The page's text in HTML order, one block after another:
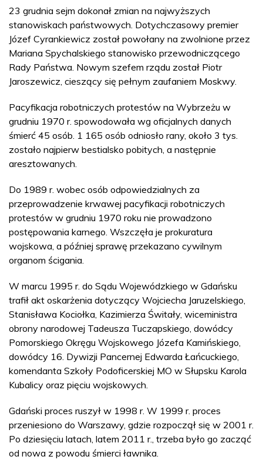
23 grudnia sejm dokonał zmian na najwyższych
stanowiskach państwowych. Dotychczasowy premier
Józef Cyrankiewicz został powołany na zwolnione przez
Mariana Spychalskiego stanowisko przewodniczącego
Rady Państwa. Nowym szefem rządu został Piotr
Jaroszewicz, cieszący się pełnym zaufaniem Moskwy.
Pacyfikacja robotniczych protestów na Wybrzeżu w
grudniu 1970 r. spowodowała wg oficjalnych danych
śmierć 45 osób. 1 165 osób odniosło rany, około 3 tys.
zostało najpierw bestialsko pobitych, a następnie
aresztowanych.
Do 1989 r. wobec osób odpowiedzialnych za
przeprowadzenie krwawej pacyfikacji robotniczych
protestów w grudniu 1970 roku nie prowadzono
postępowania karnego. Wszczęła je prokuratura
wojskowa, a później sprawę przekazano cywilnym
organom ścigania.
W marcu 1995 r. do Sądu Wojewódzkiego w Gdańsku
trafił akt oskarżenia dotyczący Wojciecha Jaruzelskiego,
Stanisława Kociołka, Kazimierza Świtały, wiceministra
obrony narodowej Tadeusza Tuczapskiego, dowódcy
Pomorskiego Okręgu Wojskowego Józefa Kamińskiego,
dowódcy 16. Dywizji Pancernej Edwarda Łańcuckiego,
komendanta Szkoły Podoficerskiej MO w Słupsku Karola
Kubalicy oraz pięciu wojskowych.
Gdański proces ruszył w 1998 r. W 1999 r. proces
przeniesiono do Warszawy, gdzie rozpoczął się w 2001 r.
Po dziesięciu latach, latem 2011 r., trzeba było go zacząć
od nowa z powodu śmierci ławnika.